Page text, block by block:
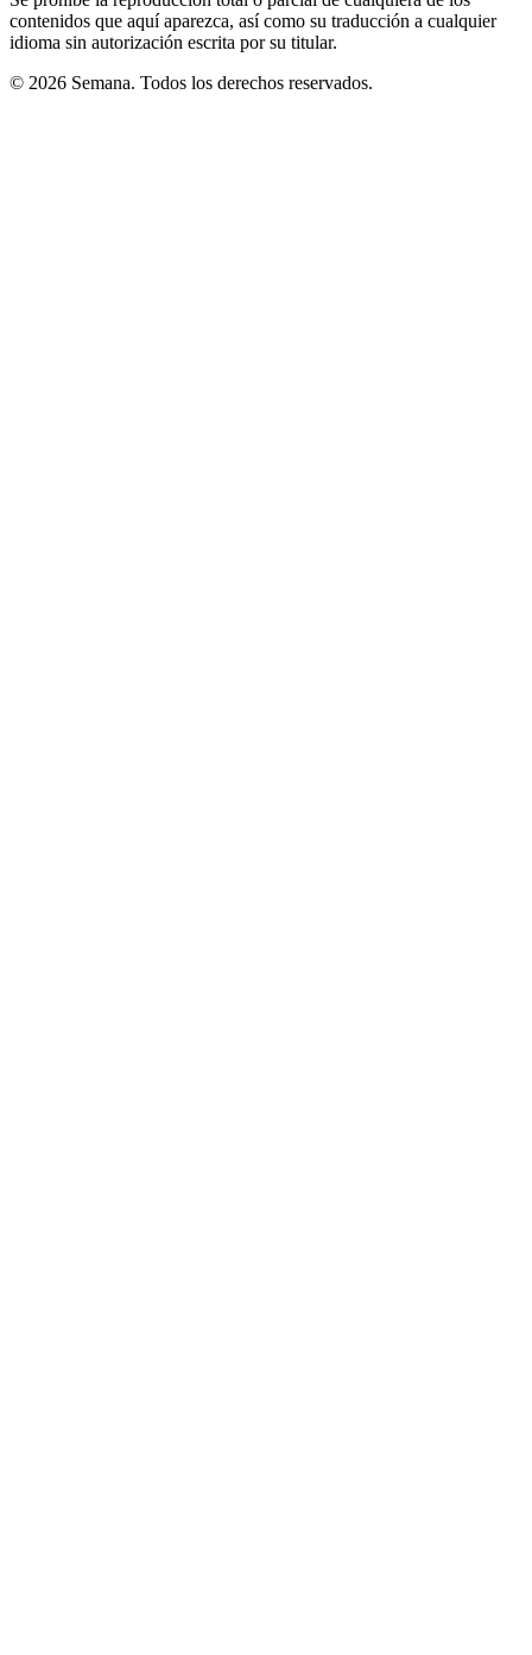
contenidos que aquí aparezca, así como su traducción a cualquier
idioma sin autorización escrita por su titular.
© 2026 Semana. Todos los derechos reservados.